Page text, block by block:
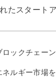
たスタート
ロックチェー
ネルギー市場